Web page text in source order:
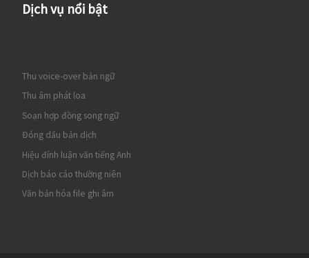
Dịch vụ nổi bật
Thu voice-over bản ngữ
Thu âm phát loa
Soạn hợp đồng song ngữ
Đóng dấu bản dịch
Hiệu đính luận văn tiếng Anh
Dịch báo cáo thường niên
Văn bản hóa file ghi âm